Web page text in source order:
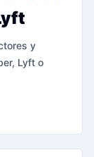
y
Lyft o